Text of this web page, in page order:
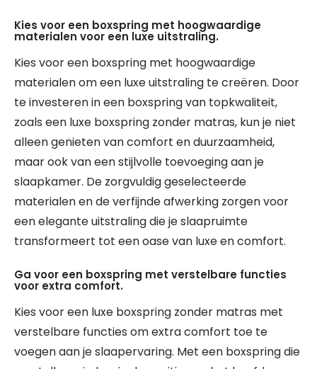
Kies voor een boxspring met hoogwaardige
materialen voor een luxe uitstraling.
Kies voor een boxspring met hoogwaardige
materialen om een luxe uitstraling te creëren. Door
te investeren in een boxspring van topkwaliteit,
zoals een luxe boxspring zonder matras, kun je niet
alleen genieten van comfort en duurzaamheid,
maar ook van een stijlvolle toevoeging aan je
slaapkamer. De zorgvuldig geselecteerde
materialen en de verfijnde afwerking zorgen voor
een elegante uitstraling die je slaapruimte
transformeert tot een oase van luxe en comfort.
Ga voor een boxspring met verstelbare functies
voor extra comfort.
Kies voor een luxe boxspring zonder matras met
verstelbare functies om extra comfort toe te
voegen aan je slaapervaring. Met een boxspring die